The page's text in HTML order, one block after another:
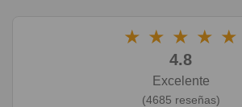
★ ★ ★ ★ ★
4.8
Excelente
(4685 reseñas)